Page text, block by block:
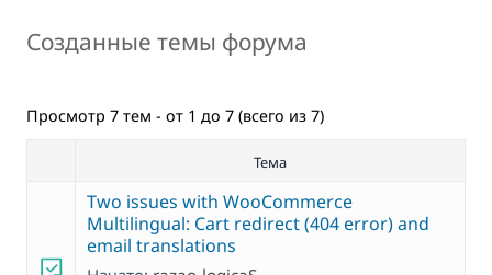
Созданные темы форума
Просмотр 7 тем - от 1 до 7 (всего из 7)
Тема
Two issues with WooCommerce
Multilingual: Cart redirect (404 error) and
email translations